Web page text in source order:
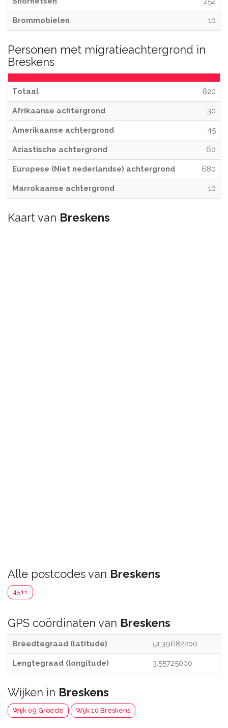
Brommobielen 10
Personen met migratieachtergrond in
Breskens
Totaal 820
Afrikaanse achtergrond 30
Amerikaanse achtergrond 45
Aziastische achtergrond 60
Europese (Niet nederlandse) achtergrond 680
Marrokaanse achtergrond 10
Kaart van Breskens
Alle postcodes van Breskens
4511
GPS coördinaten van Breskens
Breedtegraad (latitude) 51.39682200
Lengtegraad (longitude) 3.55725000
Wijken in Breskens
Wijk 09 Groede Wijk 10 Breskens